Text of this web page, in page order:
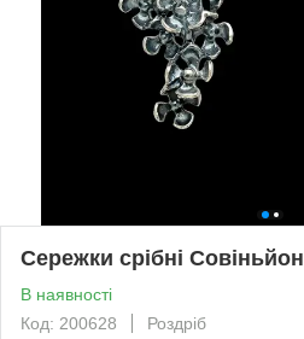
Сережки срібні Совіньйон
В наявності
Код: 200628
Роздріб